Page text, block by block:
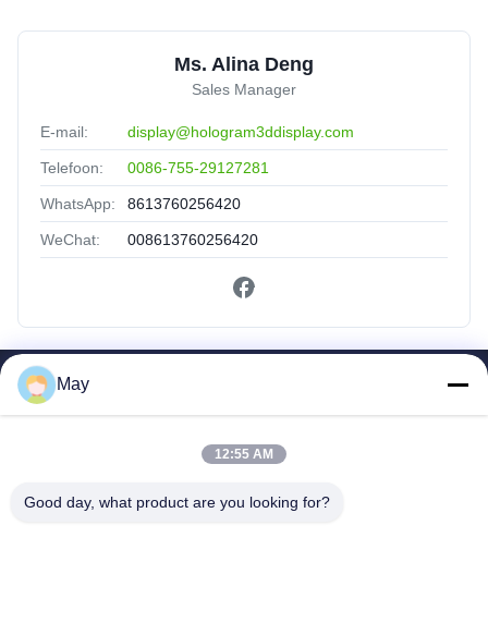
Ms. Alina Deng
Sales Manager
E-mail: display@hologram3ddisplay.com
Telefoon: 0086-755-29127281
WhatsApp: 8613760256420
WeChat: 008613760256420
Producten
Fabrieksreis
May
12:55 AM
Good day, what product are you looking for?